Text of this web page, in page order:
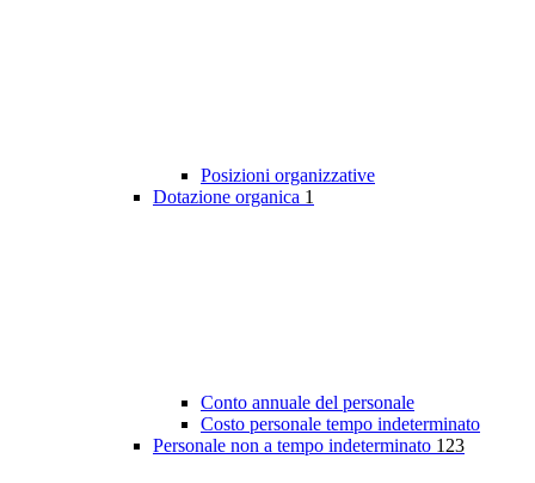
Posizioni organizzative
Dotazione organica 1
Conto annuale del personale
Costo personale tempo indeterminato
Personale non a tempo indeterminato 123